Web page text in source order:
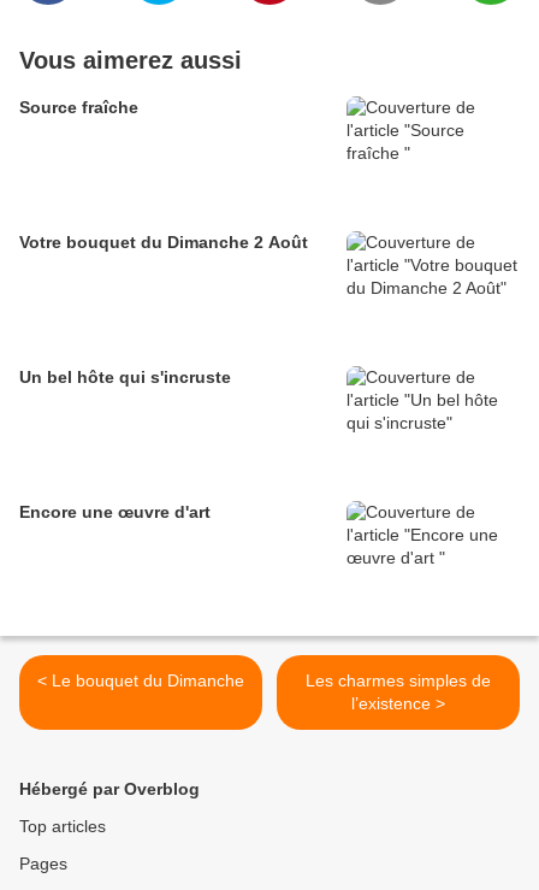
Vous aimerez aussi
Source fraîche
Votre bouquet du Dimanche 2 Août
Un bel hôte qui s'incruste
Encore une œuvre d'art
< Le bouquet du Dimanche
Les charmes simples de
l’existence >
Hébergé par Overblog
Top articles
Pages